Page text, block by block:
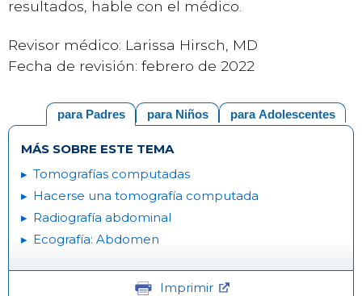
resultados, hable con el médico.
Revisor médico: Larissa Hirsch, MD
Fecha de revisión: febrero de 2022
para Adolescentes
para Niños
para Padres
MÁS SOBRE ESTE TEMA
Tomografías computadas
Hacerse una tomografía computada
Radiografía abdominal
Ecografía: Abdomen
Imprimir